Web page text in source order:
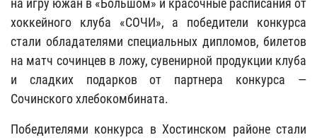
на игру южан в «Большом» и красочные расписания от
хоккейного клуба «СОЧИ», а победители конкурса
стали обладателями специальных дипломов, билетов
на матч сочинцев в ложу, сувенирной продукции клуба
и сладких подарков от партнера конкурса —
Сочинского хлебокомбината.
Победителями конкурса в Хостинском районе стали